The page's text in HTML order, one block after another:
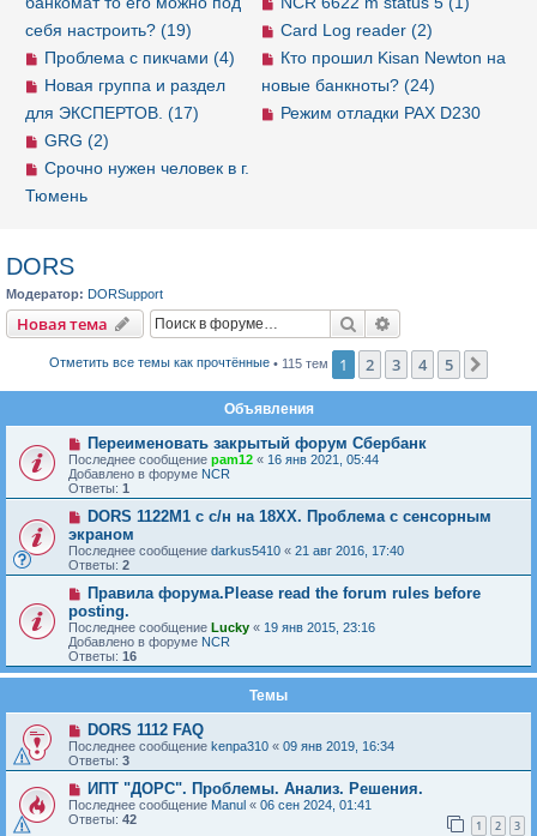
Card Log reader (2)
Кто прошил Kisan Newton на
новые банкноты? (24)
Режим отладки PAX D230
себя настроить? (19)
Проблема с пикчами (4)
Новая группа и раздел
для ЭКСПЕРТОВ. (17)
GRG (2)
Срочно нужен человек в г.
Тюмень
DORS
Модератор: DORSupport
Новая тема
Новаятема Поиск
Отметить все темы как прочтённые • 115 тем 1 2 3 4 5
Объявления
Переименовать закрытый форум Сбербанк
Последнее сообщение pam12 « 16 янв 2021, 05:44
Добавлено в форуме NCR
Ответы: 1
DORS 1122M1 с с/н на 18ХХ. Проблема с сенсорным
экраном
Последнее сообщение darkus5410 « 21 авг 2016, 17:40
Ответы: 2
Правила форума.Please read the forum rules before
posting.
Последнее сообщение Lucky « 19 янв 2015, 23:16
Добавлено в форуме NCR
Ответы: 16
Темы
DORS 1112 FAQ
Последнее сообщение kenpa310 « 09 янв 2019, 16:34
Ответы: 3
ИПТ "ДОРС". Проблемы. Анализ. Решения.
Последнее сообщение Manul « 06 сен 2024, 01:41
Ответы: 42 1 2 3